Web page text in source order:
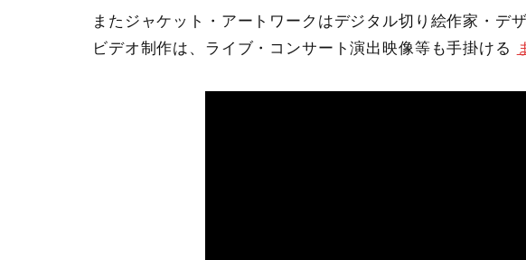
またジャケット・アートワークはデジタル切り絵作家・デ
ビデオ制作は、ライブ・コンサート演出映像等も手掛ける